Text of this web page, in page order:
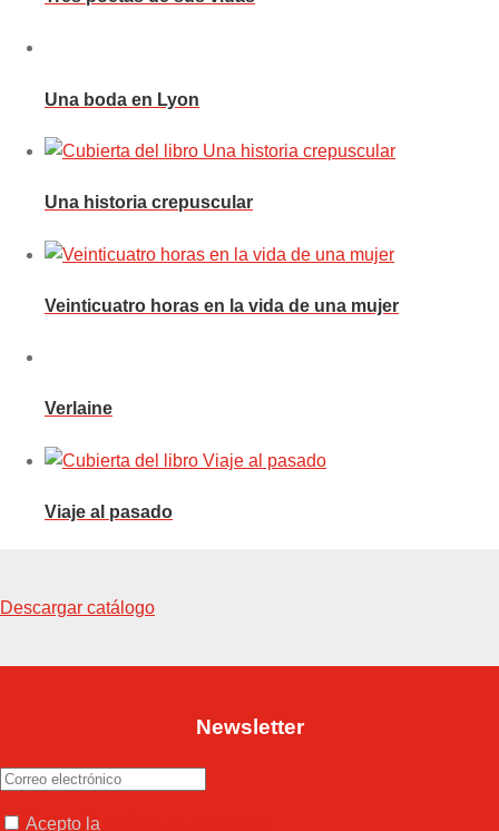
Una boda en Lyon
Una historia crepuscular
Veinticuatro horas en la vida de una mujer
Verlaine
Viaje al pasado
Descargar catálogo
Newsletter
Acepto la